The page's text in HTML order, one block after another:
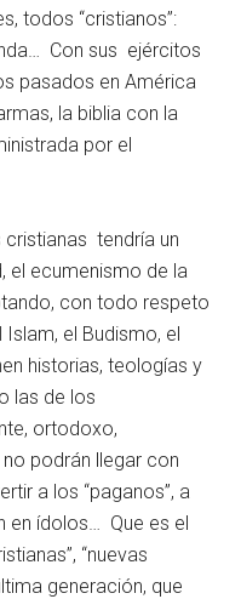
todos “cristianos”:
Con sus ejércitos
pasados en América
la biblia con la
por el
tendría un
el ecumenismo de la
con todo respeto
el Budismo, el
historias, teologías y
las de los
ortodoxo,
podrán llegar con
a los “paganos”, a
en ídolos… Que es el
“nuevas
generación, que